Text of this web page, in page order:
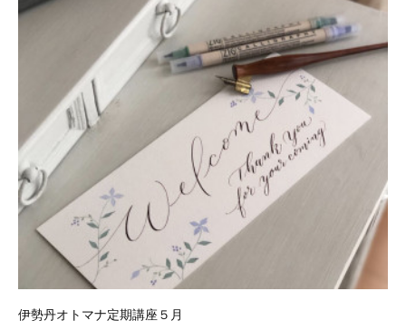
伊勢丹オトマナ定期講座５月